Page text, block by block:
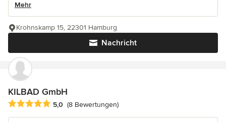
Mehr
Nachricht
Krohnskamp 15, 22301 Hamburg
KILBAD GmbH
Durchschnittliche Bewertung: 5 von 5 Sternen
5,0 (8 Bewertungen)